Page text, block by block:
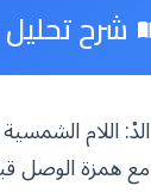
شرح
الدْ: اللام
مع همزة الوصل